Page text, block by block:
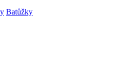
Batůžky